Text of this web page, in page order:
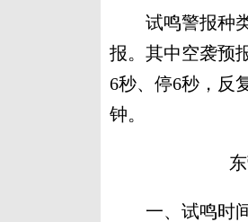
试鸣警报种类
报。其中空袭预
6秒、停6秒，反
钟。
一、试鸣时